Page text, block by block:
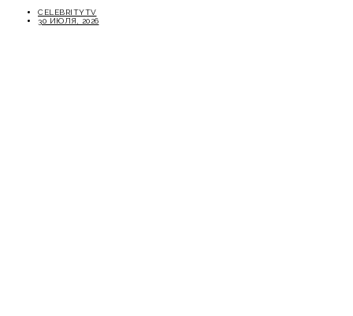
CELEBRITYTV
30 ИЮЛЯ, 2026